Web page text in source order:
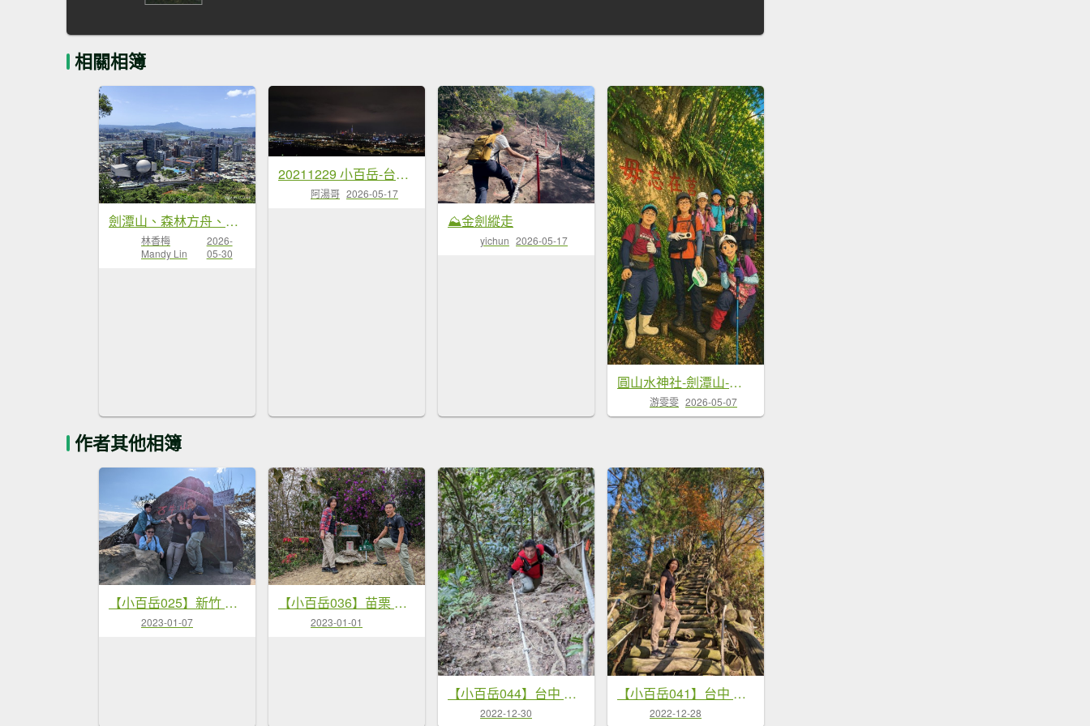
相關相簿
劍潭山、森林方舟、微風平台、圓山水神社、劍潭公園、八二三砲戰紀念公園
林香梅
Mandy Lin
2026-
05-30
20211229 小百岳-台北劍潭山
阿湯哥 2026-05-17
⛰金劍縱走
yichun 2026-05-17
圓山水神社-劍潭山-士林官邸軍事地景
游雯雯 2026-05-07
作者其他相簿
【小百岳025】新竹 石牛山
2023-01-07
【小百岳036】苗栗 關刀山 順遊舊山線鐵道自行車
2023-01-01
【小百岳044】台中 暗影山
2022-12-30
【小百岳041】台中 頭嵙山
2022-12-28